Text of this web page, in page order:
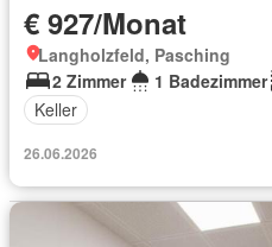
€ 927/Monat
Langholzfeld, Pasching
2 Zimmer
1 Badezimmer
Keller
26.06.2026